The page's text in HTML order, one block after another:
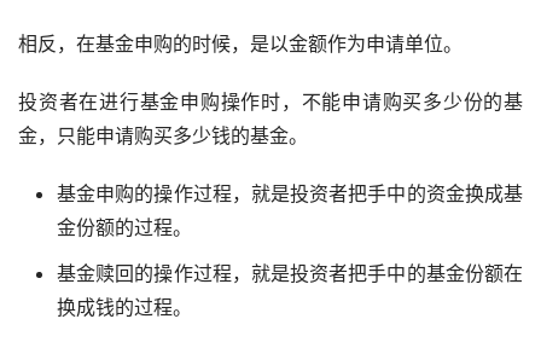
相反，在基金申购的时候，是以金额作为申请单位。
投资者在进行基金申购操作时，不能申请购买多少份的基
金，只能申请购买多少钱的基金。
基金申购的操作过程，就是投资者把手中的资金换成基
金份额的过程。
基金赎回的操作过程，就是投资者把手中的基金份额在
换成钱的过程。